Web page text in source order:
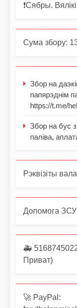
❗️Сябры.
Сума збору:
Збор на
папярэднім
https://t.me/
Збор на бус
паліва,
Рэквізіты
Допомога
🚑
Приват)
🚀 PayPal: